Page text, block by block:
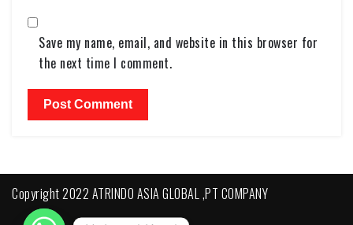
Save my name, email, and website in this browser for
the next time I comment.